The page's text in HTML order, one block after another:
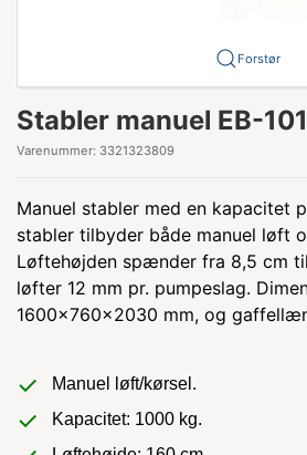
Forstør
Stabler manuel EB-
Varenummer: 3321323809
Manuel stabler med en kapacitet
stabler tilbyder både manuel løft
Løftehøjden spænder fra 8,5 cm
løfter 12 mm pr. pumpeslag.
1600x760x2030 mm, og
Manuel løft/kørsel.
Kapacitet: 1000 kg.